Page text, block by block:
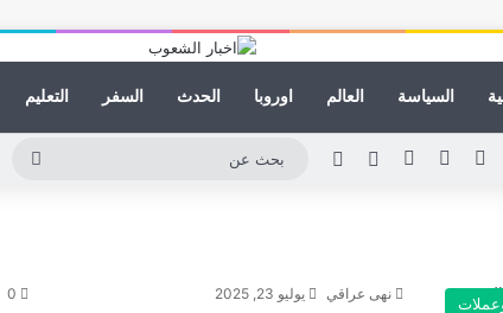
السياسة العالم اوروبا الحدث السفر التعليم
لينكدإنيوتيوب انستقراممقال عشوائي
الوضع المظلم
نهى عراقي يوليو 23, 2025 0